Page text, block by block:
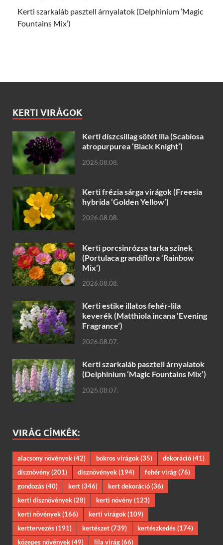
Kerti szarkaláb pasztell árnyalatok (Delphinium ‘Magic
Fountains Mix’)
KERTI VIRÁGOK
Kerti díszcsillag sötét lila (Scabiosa
atropurpurea ‘Black Knight’)
2026.08.08.
Kerti frézia sárga virágok (Freesia
hybrida ‘Golden Yellow’)
2026.08.08.
Kerti porcsinrózsa tarka színek
(Portulaca grandiflora ‘Rainbow
Mix’)
2026.08.08.
Kerti estike illatos fehér-lila
keverék (Matthiola incana ‘Evening
Fragrance’)
2026.08.07.
Kerti szarkaláb pasztell árnyalatok
(Delphinium ‘Magic Fountains Mix’)
2026.08.07.
VIRÁG CÍMKÉK:
alacsony növények(42) bokros virágok(35) dekoráció(41)
dísznövény(201) dísznövények(194) fehér virág(76)
gondozás(40) kert(346) kert dekoráció(36)
kerti dísznövények(28) kerti növény(123)
kerti növények(166) kerti virágok(109)
kerttervezés(191) kertészet(739) kertészkedés(174)
közepes növények(49) lila virág(66)